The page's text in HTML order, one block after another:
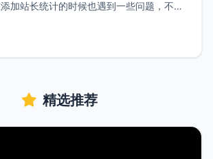
加站长统计的时候也遇到一些问题，不过
百度统计、CNZZ站长统计、51.la免费统
大同小异，他们各有优势，所以这三个工具
精选推荐